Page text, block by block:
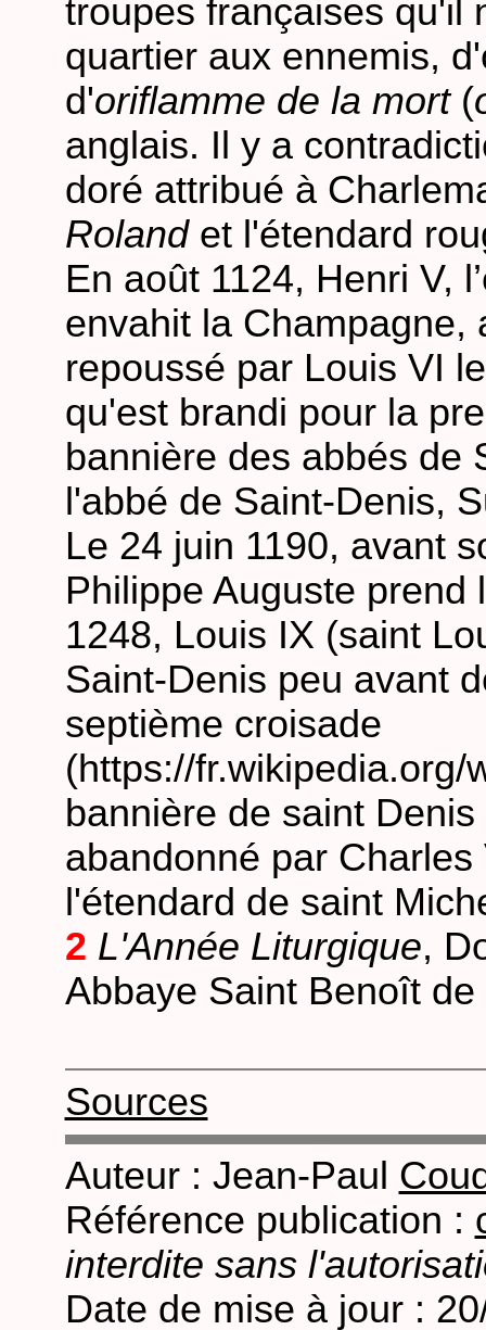
troupes françaises qu'il
quartier aux ennemis,
d'oriflamme de la mort(
anglais. Il y a
doré attribué à
Rolandet l'étendard
En août 1124, Henri V,
envahit la Champagne,
repoussé par Louis VI
qu'est brandi pour la
bannière des abbés de
l'abbé de Saint-Denis,
Le 24 juin 1190, avant
Philippe Auguste
1248, Louis IX (saint
Saint-Denis peu avant
septième croisade
(https://
bannière de saint
abandonné par
l'étendard de saint
2 L'Année Liturgique,
Abbaye Saint Benoît de
Sources
Auteur : Jean-Paul
Référence publication :
interdite sans
Date de mise à jour :